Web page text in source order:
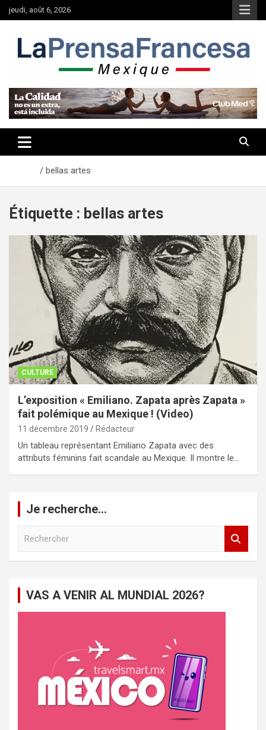
Aller
au
jeudi, août 6, 2026
bellas artes
Étiquette : bellas artes
CULTURE
L’exposition « Emiliano. Zapata après Zapata »
fait polémique au Mexique ! (Video)
11 décembre 2019 Rédacteur
Un tableau représentant Emiliano Zapata avec des
attributs féminins fait scandale au Mexique. Il montre le…
Je recherche…
c
VAS A VENIR AL MUNDIAL 2026?